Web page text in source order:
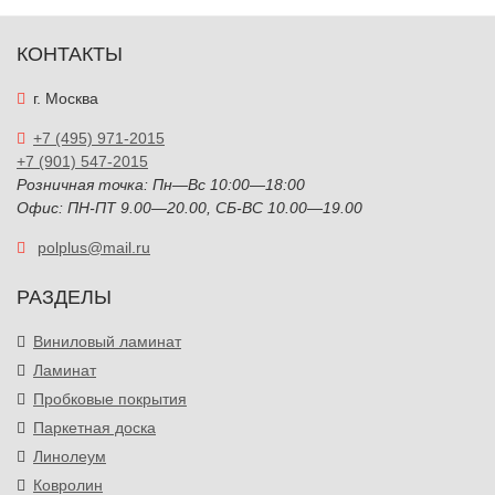
КОНТАКТЫ
г. Москва
+7 (495) 971-2015
+7 (901) 547-2015
Розничная точка: Пн—Вс 10:00—18:00
Офис: ПН-ПТ 9.00—20.00, СБ-ВС 10.00—19.00
polplus@mail.ru
РАЗДЕЛЫ
Виниловый ламинат
Ламинат
Пробковые покрытия
Паркетная доска
Линолеум
Ковролин